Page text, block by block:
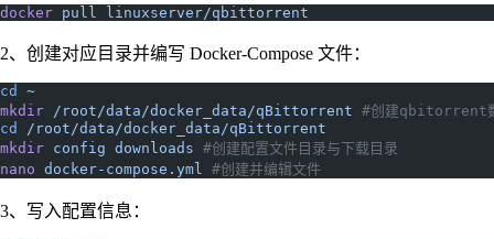
docker pull linuxserver/qbittorrent
2、创建对应目录并编写 Docker-Compose 文件：
cd
~
mkdir /root/data/docker_data/qBittorrent #创建qbitorrent
cd
/root/data/docker_data/qBittorrent
mkdir config downloads #创建配置文件目录与下载目录
nano docker-compose.yml #创建并编辑文件
3、写入配置信息：